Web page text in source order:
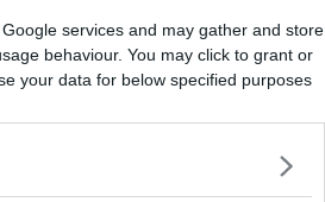
services and may gather and store
behaviour. You may click to grant or
your data for below specified purposes
Vill du bli
medlem?